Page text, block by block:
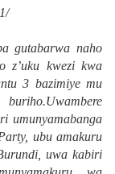
gutabarwa naho
z’uku kwezi kwa
3 bazimiye mu
umunyamabanga
ubu amakuru
uwa kabiri